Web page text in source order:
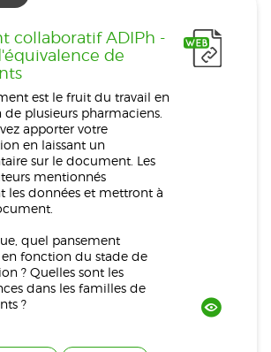
collaboratif ADIPh -
de
est le fruit du travail en
plusieurs pharmaciens.
apporter votre
en laissant un
sur le document. Les
mentionnés
les données et mettront à
quel pansement
fonction du stade de
? Quelles sont les
dans les familles de
?